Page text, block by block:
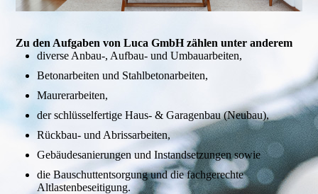
Zu den Aufgaben von Luca GmbH zählen unter anderem
diverse Anbau-, Aufbau- und Umbauarbeiten,
Betonarbeiten und Stahlbetonarbeiten,
Maurerarbeiten,
der schlüsselfertige Haus- & Garagenbau (Neubau),
Rückbau- und Abrissarbeiten,
Gebäudesanierungen und Instandsetzungen sowie
die Bauschuttentsorgung und die fachgerechte
Altlastenbeseitigung.